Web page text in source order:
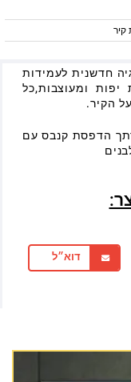
קיר
חדשנית לעמידות
יפות ומעוצבות,כל
הקיר.
הדפסת קנבס עם
דוא״ל